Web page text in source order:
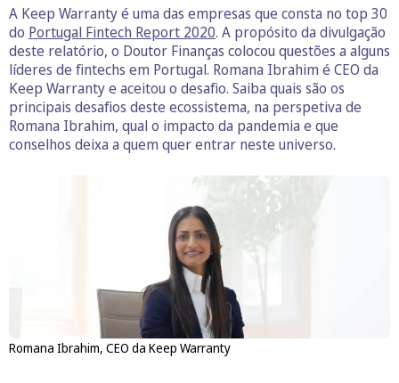
A Keep Warranty é uma das empresas que consta no top 30
do Portugal Fintech Report 2020. A propósito da divulgação
deste relatório, o Doutor Finanças colocou questões a alguns
líderes de fintechs em Portugal. Romana Ibrahim é CEO da
Keep Warranty e aceitou o desafio. Saiba quais são os
principais desafios deste ecossistema, na perspetiva de
Romana Ibrahim, qual o impacto da pandemia e que
conselhos deixa a quem quer entrar neste universo.
Romana Ibrahim, CEO da Keep Warranty